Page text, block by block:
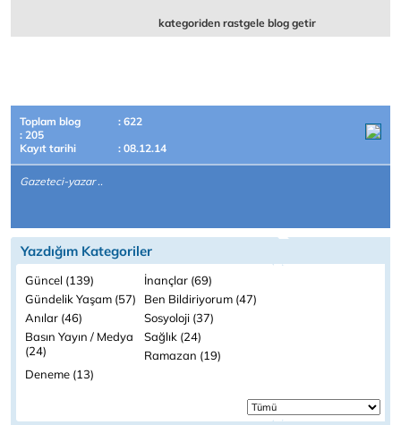
kategoriden rastgele blog getir
Toplam blog
: 622
: 205
Kayıt tarihi
: 08.12.14
Gazeteci-yazar ..
Yazdığım Kategoriler
Güncel (139)
İnançlar (69)
Gündelik Yaşam (57)
Ben Bildiriyorum (47)
Anılar (46)
Sosyoloji (37)
Basın Yayın / Medya
(24)
Sağlık (24)
Ramazan (19)
Deneme (13)